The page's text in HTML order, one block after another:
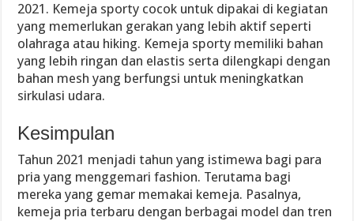
2021. Kemeja sporty cocok untuk dipakai di kegiatan
yang memerlukan gerakan yang lebih aktif seperti
olahraga atau hiking. Kemeja sporty memiliki bahan
yang lebih ringan dan elastis serta dilengkapi dengan
bahan mesh yang berfungsi untuk meningkatkan
sirkulasi udara.
Kesimpulan
Tahun 2021 menjadi tahun yang istimewa bagi para
pria yang menggemari fashion. Terutama bagi
mereka yang gemar memakai kemeja. Pasalnya,
kemeja pria terbaru dengan berbagai model dan tren